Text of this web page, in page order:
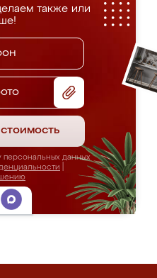
также или
персональных данных